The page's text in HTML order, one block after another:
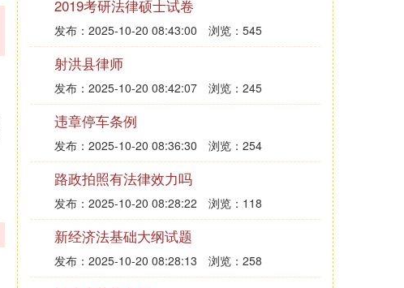
2019考研法律硕士试卷
发布：2025-10-20 08:43:00 浏览：545
射洪县律师
发布：2025-10-20 08:42:07 浏览：245
违章停车条例
发布：2025-10-20 08:36:30 浏览：254
路政拍照有法律效力吗
发布：2025-10-20 08:28:22 浏览：118
新经济法基础大纲试题
发布：2025-10-20 08:28:13 浏览：258